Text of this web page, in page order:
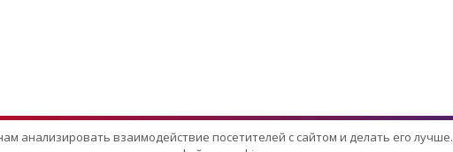
анализировать взаимодействие посетителей с сайтом и делать его лучше.